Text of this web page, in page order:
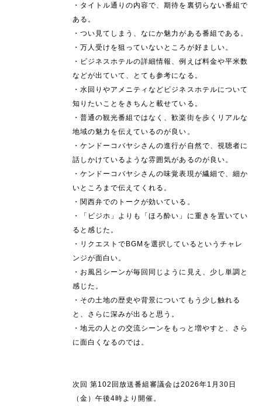
・タイトル通りの内容で、期待を裏切らない番組で
ある。
・つい見てしまう、なにか魅力がある番組である。
・万人受けを狙っていないところが好ましい。
・ビジネスホテルの詳細情報、例えば料金や平米数
などが出ていて、とても参考になる。
・水回りやアメニティなどビジネスホテルについて
知りたいことをきちんと載せている。
・普通の観光番組ではなく、歓楽街を歩くリアルな
地域の魅力を伝えているのが良い。
・ケンドーコバヤシさんの進行が自然で、視聴者に
話しかけているような雰囲気があるのが良い。
・ケンドーコバヤシさんの味覚表現が繊細で、細か
いところまで伝えてくれる。
・関西弁でのトークが効いている。
・「ビジホ」よりも「ほろ酔い」に重きを置いてい
ると感じた。
・リクエストでBGMを選択しているというチャレ
ンジが面白い。
・お風呂シーンが毎回同じように見え、少し単調と
感じた。
・その土地の歴史や背景についてもう少し触れる
と、さらに深みが出ると思う。
・地元の人との交流シーンをもっと増やすと、さら
に面白くなるのでは。
次回 第102回放送番組審議会は2026年1月30日
（金）午後4時より開催。